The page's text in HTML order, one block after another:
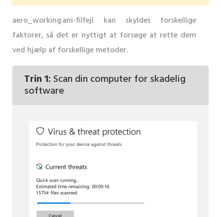
aero_working.ani-filfejl kan skyldes forskellige
faktorer, så det er nyttigt at forsøge at rette dem
ved hjælp af forskellige metoder.
Trin 1: Scan din computer for skadelig
software